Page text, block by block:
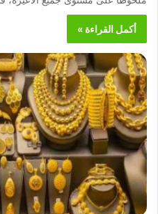
أكمل القراءة »